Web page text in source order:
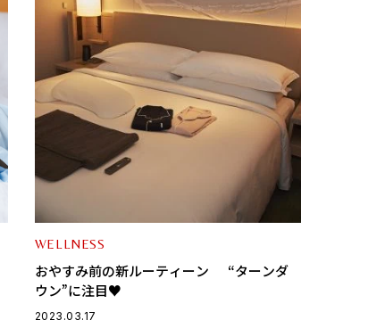
WELLNESS
おやすみ前の新ルーティーン “ターンダ
ウン”に注目♥
2023.03.17